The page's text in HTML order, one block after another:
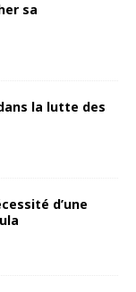
sa
la lutte des
d’une